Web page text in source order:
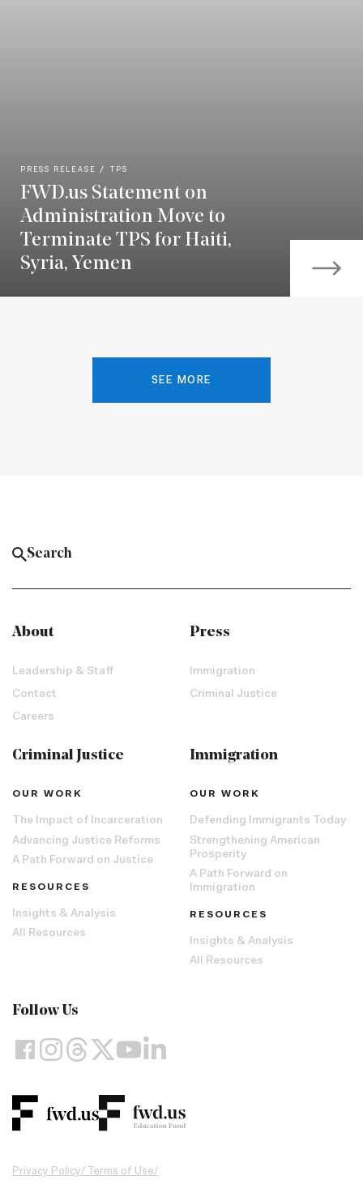
PRESS RELEASE TPS
FWD.us Statement on
Administration Move to
Terminate TPS for Haiti,
Syria, Yemen
SEE MORE
About
Leadership & Staff
Contact
Careers
Press
Immigration
Criminal Justice
Criminal Justice
OUR WORK
The Impact of Incarceration
Advancing Justice Reforms
A Path Forward on Justice
RESOURCES
Insights & Analysis
All Resources
Immigration
OUR WORK
Defending Immigrants Today
Strengthening American
Prosperity
A Path Forward on
Immigration
RESOURCES
Insights & Analysis
All Resources
Follow Us
Privacy Policy/ Terms of Use/